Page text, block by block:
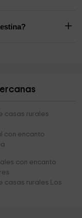
casas rurales
con encanto
con encanto
casas rurales Los